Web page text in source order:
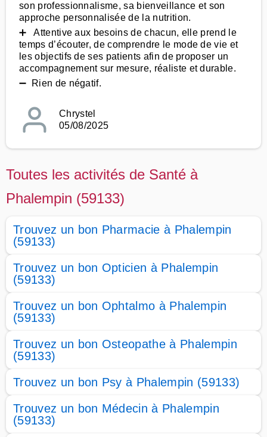
son professionnalisme, sa bienveillance et son
approche personnalisée de la nutrition.
➕ Attentive aux besoins de chacun, elle prend le
temps d’écouter, de comprendre le mode de vie et
les objectifs de ses patients afin de proposer un
accompagnement sur mesure, réaliste et durable.
➖ Rien de négatif.
Chrystel
05/08/2025
Toutes les activités de Santé à
Phalempin (59133)
Trouvez un bon Pharmacie à Phalempin
(59133)
Trouvez un bon Opticien à Phalempin
(59133)
Trouvez un bon Ophtalmo à Phalempin
(59133)
Trouvez un bon Osteopathe à Phalempin
(59133)
Trouvez un bon Psy à Phalempin (59133)
Trouvez un bon Médecin à Phalempin
(59133)